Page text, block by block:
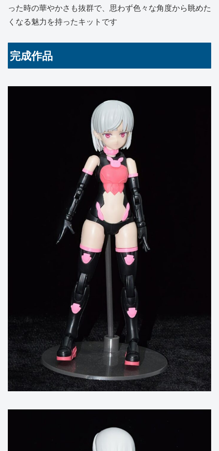
った時の華やかさも抜群で、思わず色々な角度から眺めた
くなる魅力を持ったキットです
完成作品